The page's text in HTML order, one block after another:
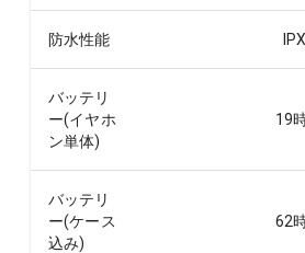
防水性能
バッテリ
ー(イヤホ
ン単体)
19
バッテリ
ー(ケース
込み)
62